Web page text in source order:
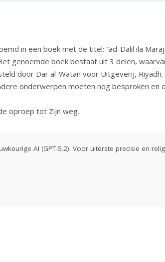
in een boek met de titel: “ad-Dalil ila
genoemde boek bestaat uit 3 delen,
door Dar al-Watan voor Uitgeverij,
onderwerpen moeten nog besproken en
oproep tot Zijn weg.
AI (GPT-5.2). Voor uiterste precisie en